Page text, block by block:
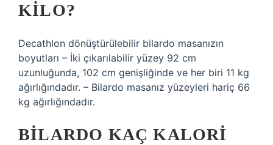
KILO?
Decathlon dönüştürülebilir bilardo masanızın
boyutları – İki çıkarılabilir yüzey 92 cm
uzunluğunda, 102 cm genişliğinde ve her biri 11 kg
ağırlığındadır. – Bilardo masanız yüzeyleri hariç 66
kg ağırlığındadır.
BILARDO KAÇ KALORI